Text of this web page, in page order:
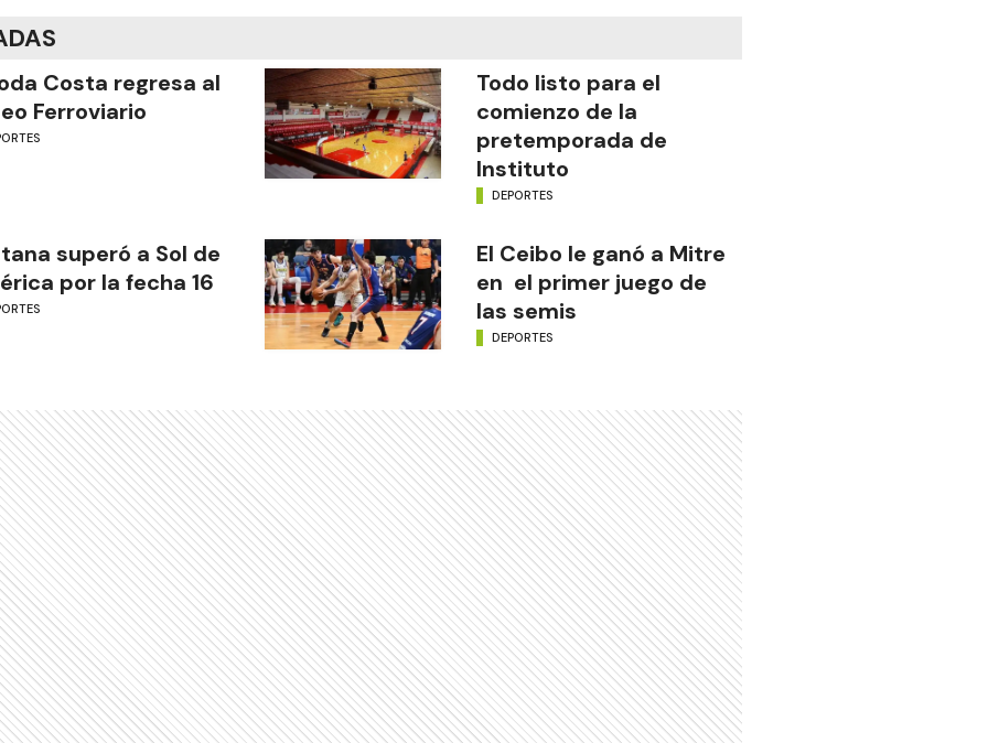
Costa regresa al
Ferroviario
Todo listo para el
comienzo de la
pretemporada de
Instituto
DEPORTES
superó a Sol de
por la fecha 16
El Ceibo le ganó a Mitre
en el primer juego de
las semis
DEPORTES